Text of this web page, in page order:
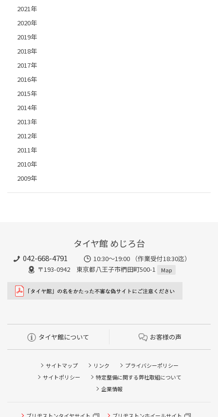
2021年
2020年
2019年
2018年
2017年
2016年
2015年
2014年
2013年
2012年
2011年
2010年
2009年
タイヤ館 めじろ台
042-668-4791
10:30～19:00 （作業受付18:30迄）
〒193-0942 東京都八王子市椚田町500-1
Map
タイヤ館について お客様の声
サイトマップ リンク
プライバシーポリシー
サイトポリシー
特定整備に関する弊社取組について
企業情報